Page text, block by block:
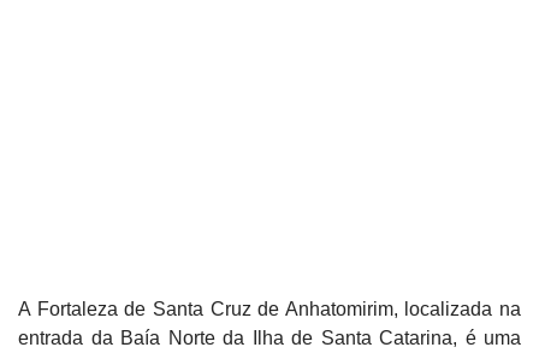
A Fortaleza de Santa Cruz de Anhatomirim, localizada na
entrada da Baía Norte da Ilha de Santa Catarina, é uma